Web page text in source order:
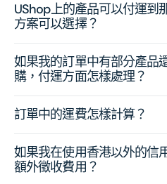
UShop上的產品可以付運到
方案可以選擇？
如果我的訂單中有部分產品
購，付運方面怎樣處理？
訂單中的運費怎樣計算？
如果我在使用香港以外的信
額外徵收費用？